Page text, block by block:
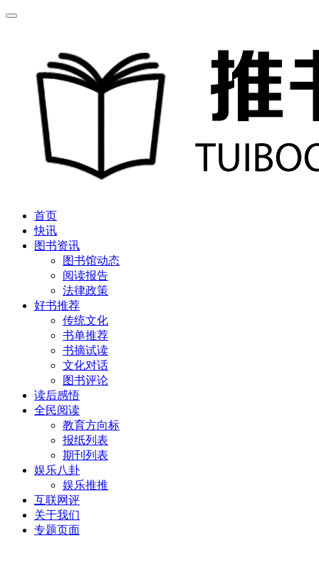
首页
快讯
图书资讯
图书馆动态
阅读报告
法律政策
好书推荐
传统文化
书单推荐
书摘试读
文化对话
图书评论
读后感悟
全民阅读
教育方向标
报纸列表
期刊列表
娱乐八卦
娱乐推推
互联网评
关于我们
专题页面